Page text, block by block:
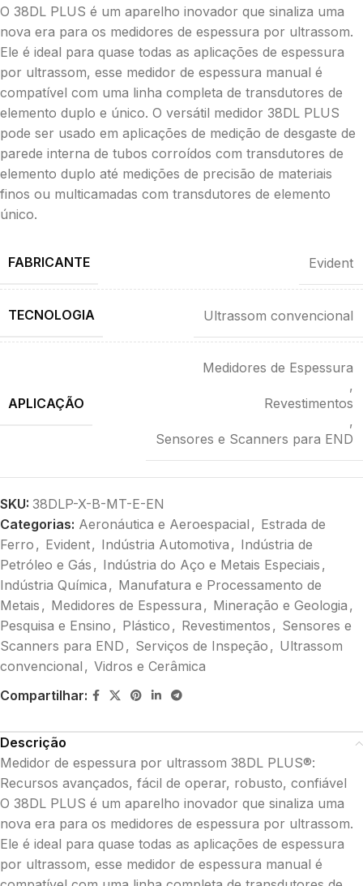
O 38DL PLUS é um aparelho inovador que sinaliza uma
nova era para os medidores de espessura por ultrassom.
Ele é ideal para quase todas as aplicações de espessura
por ultrassom, esse medidor de espessura manual é
compatível com uma linha completa de transdutores de
elemento duplo e único. O versátil medidor 38DL PLUS
pode ser usado em aplicações de medição de desgaste de
parede interna de tubos corroídos com transdutores de
elemento duplo até medições de precisão de materiais
finos ou multicamadas com transdutores de elemento
único.
FABRICANTE Evident
TECNOLOGIA Ultrassom convencional
APLICAÇÃO
Medidores de Espessura
,
Revestimentos
,
Sensores e Scanners para END
SKU: 38DLP-X-B-MT-E-EN
Categorias: Aeronáutica e Aeroespacial , Estrada de
Ferro , Evident, Indústria Automotiva , Indústria de
Petróleo e Gás , Indústria do Aço e Metais Especiais ,
Indústria Química , Manufatura e Processamento de
Metais , Medidores de Espessura , Mineração e Geologia ,
Pesquisa e Ensino , Plástico , Revestimentos , Sensores e
Scanners para END , Serviços de Inspeção , Ultrassom
convencional , Vidros e Cerâmica
Compartilhar:
Descrição
Medidor de espessura por ultrassom 38DL PLUS®:
Recursos avançados, fácil de operar, robusto, confiável
O 38DL PLUS é um aparelho inovador que sinaliza uma
nova era para os medidores de espessura por ultrassom.
Ele é ideal para quase todas as aplicações de espessura
por ultrassom, esse medidor de espessura manual é